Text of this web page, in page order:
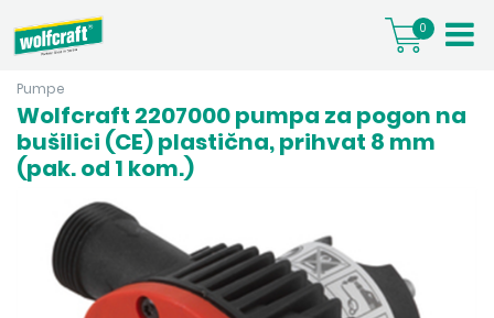
0
Pumpe
Wolfcraft 2207000 pumpa za pogon na
bušilici (CE) plastična, prihvat 8 mm
(pak. od 1 kom.)